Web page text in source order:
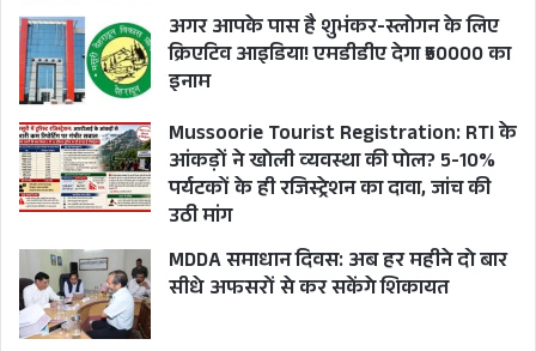
अगर आपके पास है शुभंकर-स्लोगन के लिए
क्रिएटिव आइडिया! एमडीडीए देगा ₹50000 का
इनाम
Mussoorie Tourist Registration: RTI के
आंकड़ों ने खोली व्यवस्था की पोल? 5-10%
पर्यटकों के ही रजिस्ट्रेशन का दावा, जांच की
उठी मांग
MDDA समाधान दिवस: अब हर महीने दो बार
सीधे अफसरों से कर सकेंगे शिकायत